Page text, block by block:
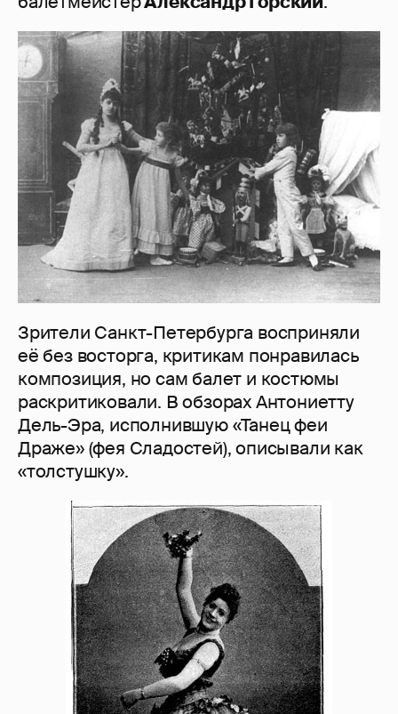
Зрители Санкт-Петербурга восприняли
её без восторга, критикам понравилась
композиция, но сам балет и костюмы
раскритиковали. В обзорах Антониетту
Дель-Эра, исполнившую «Танец феи
Драже» (фея Сладостей), описывали как
«толстушку».